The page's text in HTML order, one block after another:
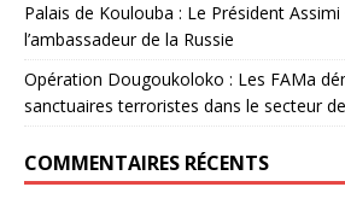
Palais de Koulouba : Le Président
l’ambassadeur de la Russie
Opération Dougoukoloko : Les FAMa
sanctuaires terroristes dans le secteur
COMMENTAIRES RÉCENTS